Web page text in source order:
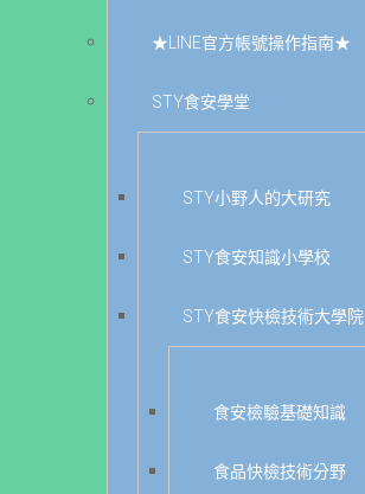
★LINE官方帳號操作指南★
STY食安學堂
STY小野人的大研究
STY食安知識小學校
STY食安快檢技術大學院
食安檢驗基礎知識
食品快檢技術分野